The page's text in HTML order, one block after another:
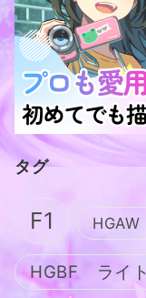
タグ
F1
HGBF ライ